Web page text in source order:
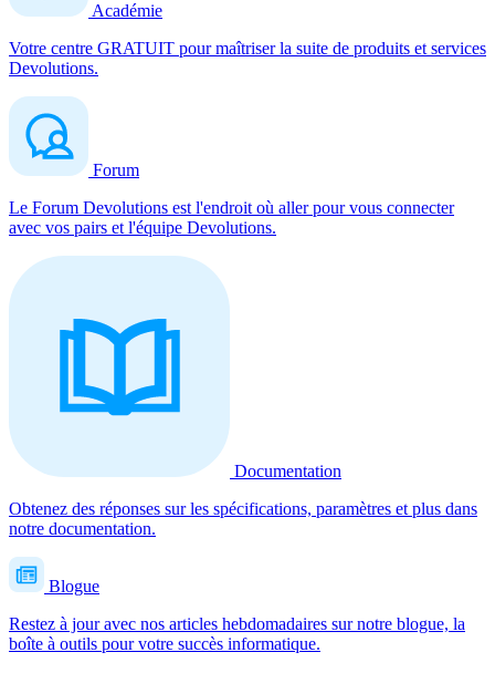
Académie
Votre centre GRATUIT pour maîtriser la suite de produits et services
Devolutions.
Forum
Le Forum Devolutions est l'endroit où aller pour vous connecter
avec vos pairs et l'équipe Devolutions.
Documentation
Obtenez des réponses sur les spécifications, paramètres et plus dans
notre documentation.
Blogue
Restez à jour avec nos articles hebdomadaires sur notre blogue, la
boîte à outils pour votre succès informatique.